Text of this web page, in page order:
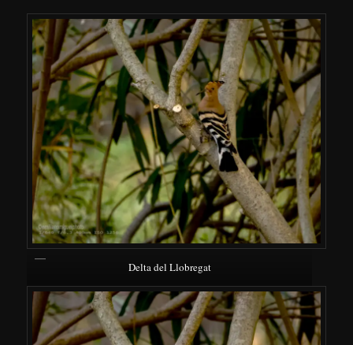
Delta del Llobregat